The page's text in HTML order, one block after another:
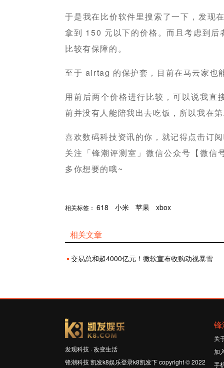
于是我在比价软件里搜索了一下，发现
拿到 150 元以下的价格。而且考虑到
比较有保障的。
至于 airtag 的保护套，目前在马云家也
用前后两个价格进行比较，可以说我直
前并没有人能陪我出去吃饭，所以我在
喜欢数码科技资讯的你，就记得点击订
关注「锋潮评测室」微信公众号【微
多你想要的哦~
相关标签： 618 小米 苹果 xbox
分享 赞
相关文章
交易总和超4000亿元！微软宣布收购动视暴雪
发现科技 · 改变生活
锋潮科技 凯发k8娱乐登录k8凯发下 copyright © 2022
锋
关
加
手